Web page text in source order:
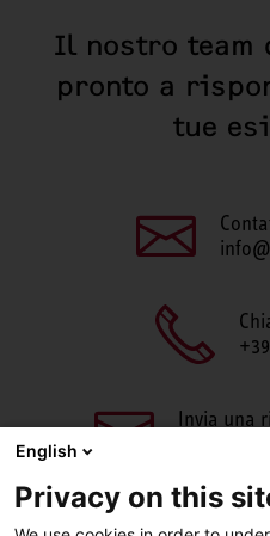
Il nostro team
pronto a
tue
Invia una
English
Privacy on this